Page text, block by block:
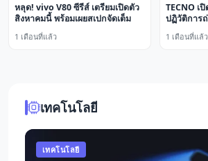
หลุด! vivo V80 ซีรีส์ เตรียมเปิดตัว
สิงหาคมนี้ พร้อมเผยสเปกจัดเต็ม
1 เดือนที่แล้ว
TECNO เ
ปฏิวัติการ
กล้อง
Ultra
1 เดือนที่แล้ว
เทคโนโลยี
เทคโนโลยี